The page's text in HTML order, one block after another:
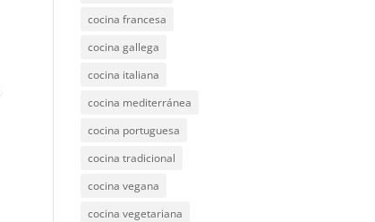
cocina francesa
cocina gallega
cocina italiana
cocina mediterránea
cocina portuguesa
cocina tradicional
cocina vegana
cocina vegetariana